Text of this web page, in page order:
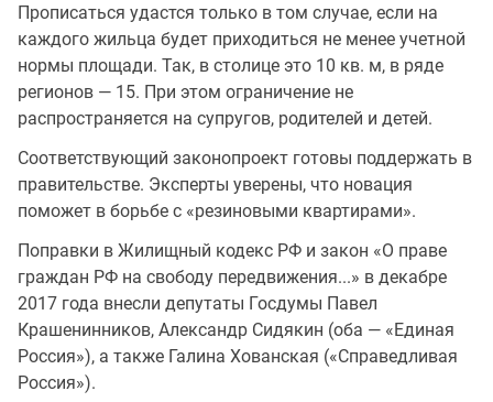
Прописаться удастся только в том случае, если на
каждого жильца будет приходиться не менее учетной
нормы площади. Так, в столице это 10 кв. м, в ряде
регионов — 15. При этом ограничение не
распространяется на супругов, родителей и детей.
Соответствующий законопроект готовы поддержать в
правительстве. Эксперты уверены, что новация
поможет в борьбе с «резиновыми квартирами».
Поправки в Жилищный кодекс РФ и закон «О праве
граждан РФ на свободу передвижения...» в декабре
2017 года внесли депутаты Госдумы Павел
Крашенинников, Александр Сидякин (оба — «Единая
Россия»), а также Галина Хованская («Справедливая
Россия»).